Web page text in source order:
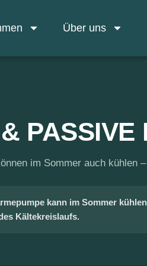
Über uns
PASSIVE
im Sommer auch kühlen
kann im Sommer
Kältekreislaufs.